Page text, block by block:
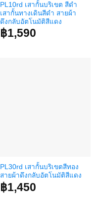
PL10rd เสากั้นบริเขต สีดำ
เสากั้นทางเดินสีดำ สายผ้า
ดึงกลับอัตโนมัติสีแดง
฿1,590
PL30rd เสากั้นบริเขตสีทอง
สายผ้าดึงกลับอัตโนมัติสีแดง
฿1,450